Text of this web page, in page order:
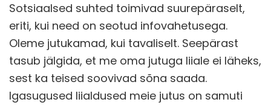
Sotsiaalsed suhted toimivad suurepäraselt,
eriti, kui need on seotud infovahetusega.
Oleme jutukamad, kui tavaliselt. Seepärast
tasub jälgida, et me oma jutuga liiale ei läheks,
sest ka teised soovivad sõna saada.
Igasugused liialdused meie jutus on samuti